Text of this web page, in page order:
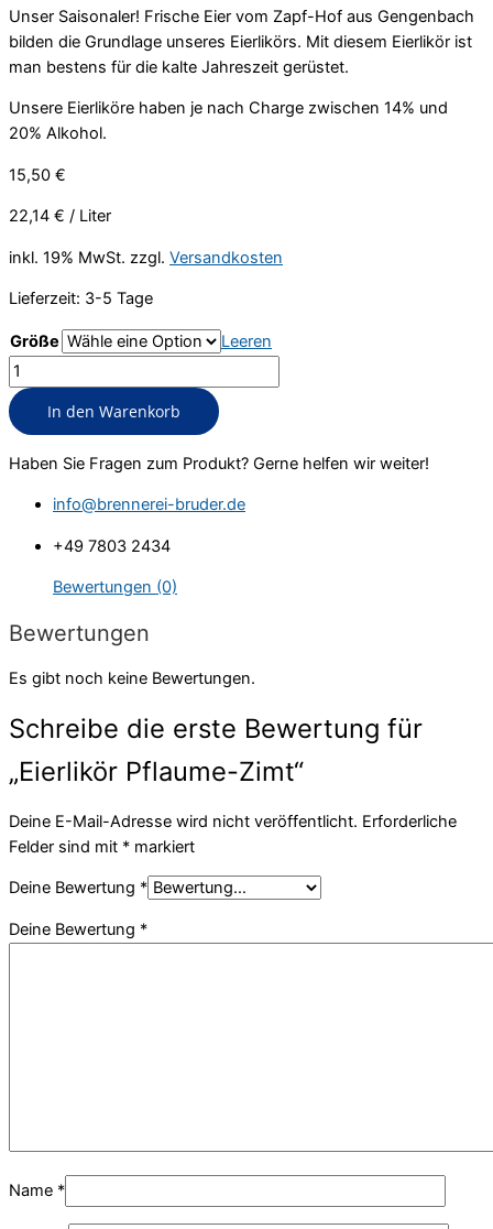
Unser Saisonaler! Frische Eier vom Zapf-Hof aus Gengenbach
bilden die Grundlage unseres Eierlikörs. Mit diesem Eierlikör ist
man bestens für die kalte Jahreszeit gerüstet.
Unsere Eierliköre haben je nach Charge zwischen 14% und
20% Alkohol.
15,50 €
22,14 € / Liter
inkl. 19% MwSt. zzgl. Versandkosten
Lieferzeit: 3-5 Tage
Größe
Leeren
Eierlikör
Pflaume-
Zimt
In den Warenkorb
Haben Sie Fragen zum Produkt? Gerne helfen wir weiter!
info@brennerei-bruder.de
+49 7803 2434
Bewertungen (0)
Bewertungen
Es gibt noch keine Bewertungen.
Schreibe die erste Bewertung für
„Eierlikör Pflaume-Zimt“
Deine E-Mail-Adresse wird nicht veröffentlicht. Erforderliche
Felder sind mit * markiert
Deine Bewertung *
Deine Bewertung *
Name *